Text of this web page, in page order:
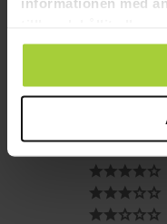
använt deras tjänster.
4,0